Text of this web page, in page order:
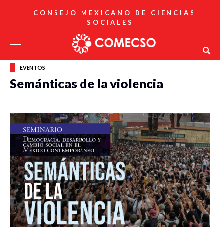
CONSEJO MEXICANO DE CIENCIAS
SOCIALES
EVENTOS
Semánticas de la violencia